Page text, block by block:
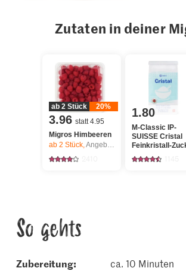
Zutaten in deiner
ab 2 Stück 20%
3.96 statt 4.95
Migros Himbeeren
ab 2 Stück,Angebot gilt nur vom 6.8. bis 12.8.2026, solange Vorrat.
1.80
M-Classic IP-
SUISSE Cristal
Feinkristall-
So gehts
Zubereitung:
ca. 10 Minuten